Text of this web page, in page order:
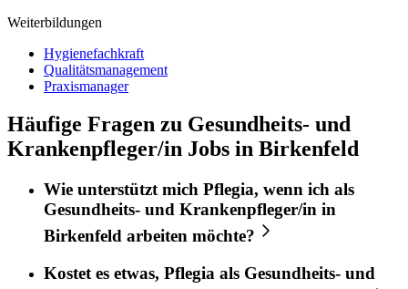
Weiterbildungen
Hygienefachkraft
Qualitätsmanagement
Praxismanager
Häufige Fragen zu Gesundheits- und
Krankenpfleger/in Jobs in Birkenfeld
Wie unterstützt mich Pflegia, wenn ich als
Gesundheits- und Krankenpfleger/in in
Birkenfeld arbeiten möchte?
Kostet es etwas, Pflegia als Gesundheits- und